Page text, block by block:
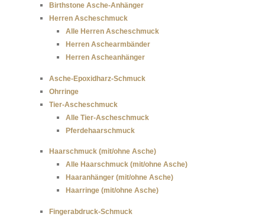
Birthstone Asche-Anhänger
Herren Ascheschmuck
Alle Herren Ascheschmuck
Herren Aschearmbänder
Herren Ascheanhänger
Asche-Epoxidharz-Schmuck
Ohrringe
Tier-Ascheschmuck
Alle Tier-Ascheschmuck
Pferdehaarschmuck
Haarschmuck (mit/ohne Asche)
Alle Haarschmuck (mit/ohne Asche)
Haaranhänger (mit/ohne Asche)
Haarringe (mit/ohne Asche)
Fingerabdruck-Schmuck